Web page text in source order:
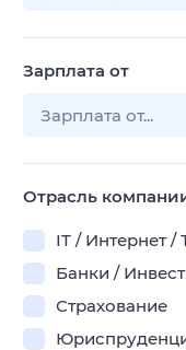
Зарплата от
Отрасль
IT / Интернет /
Банки /
Страхование